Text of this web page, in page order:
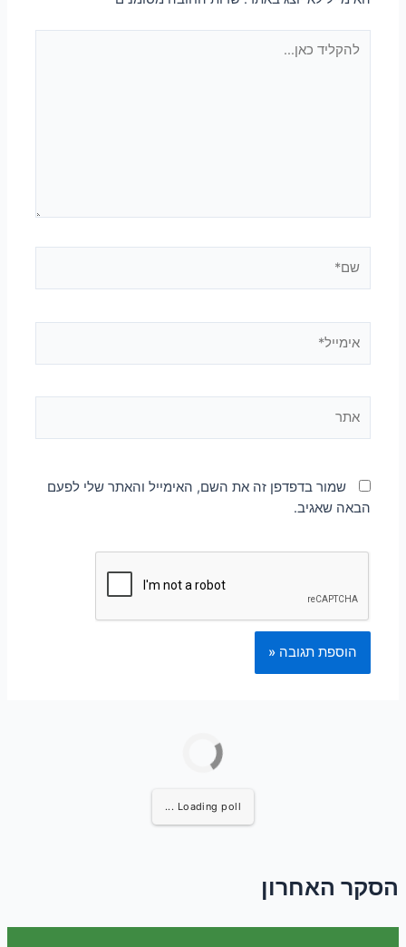
Loading poll ...
הסקר האחרון
שמור בדפדפן זה את השם, האימייל והאתר שלי לפעם
הבאה שאגיב.